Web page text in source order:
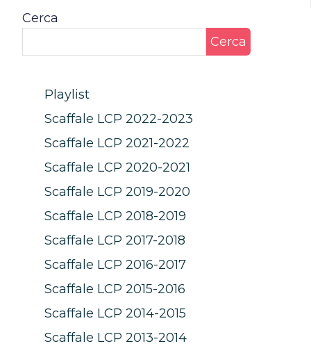
Cerca
Cerca
Playlist
Scaffale LCP 2022-2023
Scaffale LCP 2021-2022
Scaffale LCP 2020-2021
Scaffale LCP 2019-2020
Scaffale LCP 2018-2019
Scaffale LCP 2017-2018
Scaffale LCP 2016-2017
Scaffale LCP 2015-2016
Scaffale LCP 2014-2015
Scaffale LCP 2013-2014